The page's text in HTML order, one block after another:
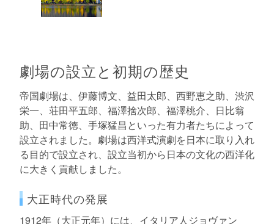
劇場の設立と初期の歴史
帝国劇場は、伊藤博文、益田太郎、西野恵之助、渋沢
栄一、荘田平五郎、福澤捨次郎、福澤桃介、日比翁
助、田中常徳、手塚猛昌といった有力者たちによって
設立されました。劇場は西洋式演劇を日本に取り入れ
る目的で設立され、設立当初から日本の文化の西洋化
に大きく貢献しました。
大正時代の発展
1912年（大正元年）には、イタリア人ジョヴァン